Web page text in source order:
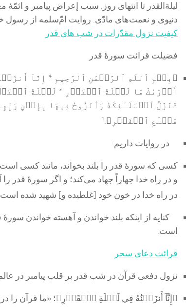
لیلةالقدر تا انتهای روز. سبب إعراض پیامبر و
دنیوی و نعمت‌های مادّی. روایت امّ‌سلمه از رسول
کیفیت نزول مقدّرات در شب های قدر
فضیلت قرائت سورۀ قدر
﴿بِسۡمِ ٱللَهِ ٱلرَّحۡمَٰنِ ٱلرَّحِيمِ * إِنَّآ
أَدۡرَىٰكَ مَا لَيۡلَةُ ٱلۡقَدۡرِ * لَيۡلَةُ
تَنَزَّلُ ٱلۡمَلَـٰٓئِكَةُ وَٱلرُّوحُ فِيهَا بِإِذۡنِ
مَطۡلَعِ ٱلۡفَجۡرِ﴾.
1
در روایات داریم:
کسی که سورۀ قدر را بلند بخواند، مانند کسی
و در راه خدا جهاراً جهاد می‌کند؛ و اگر سورۀ قدر
در راه خدا در خون خود [غلطیده و] شهید شده
کنایه از اینکه بلند خواندن و آهسته خواندن
است.
قرائت دعای سحر
نزول دفعی قرآن در شب قدر بر قلب پیامبر در
﴿إِنَّآ أَنزَلۡنَٰهُ فِي لَيۡلَةِ ٱلۡقَدۡرِ﴾؛ «ما قرآن را